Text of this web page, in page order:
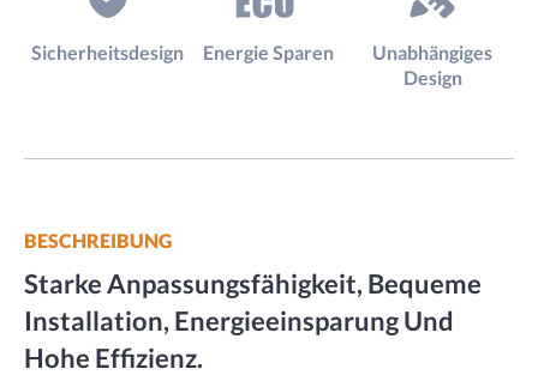
Sicherheitsdesign Energie Sparen
Unabhängiges
Design
BESCHREIBUNG
Starke Anpassungsfähigkeit, Bequeme
Installation, Energieeinsparung Und
Hohe Effizienz.